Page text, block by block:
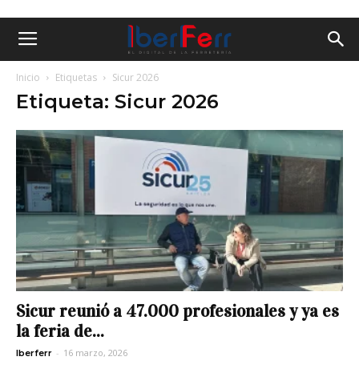
Inicio Etiquetas Sicur 2026
Etiqueta: Sicur 2026
Sicur reunió a 47.000 profesionales y ya es
la feria de...
Iberferr - 16 marzo, 2026